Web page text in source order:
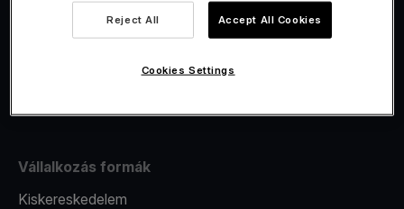
Vállalkozás formák
Kiskereskedelem
Reject All Accept All Cookies
Cookies Settings